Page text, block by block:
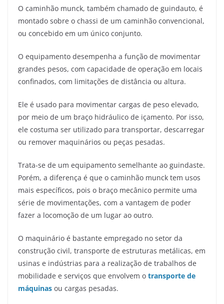
O caminhão munck, também chamado de guindauto, é
montado sobre o chassi de um caminhão convencional,
ou concebido em um único conjunto.
O equipamento desempenha a função de movimentar
grandes pesos, com capacidade de operação em locais
confinados, com limitações de distância ou altura.
Ele é usado para movimentar cargas de peso elevado,
por meio de um braço hidráulico de içamento. Por isso,
ele costuma ser utilizado para transportar, descarregar
ou remover maquinários ou peças pesadas.
Trata-se de um equipamento semelhante ao guindaste.
Porém, a diferença é que o caminhão munck tem usos
mais específicos, pois o braço mecânico permite uma
série de movimentações, com a vantagem de poder
fazer a locomoção de um lugar ao outro.
O maquinário é bastante empregado no setor da
construção civil, transporte de estruturas metálicas, em
usinas e indústrias para a realização de trabalhos de
mobilidade e serviços que envolvem o transporte de
máquinas ou cargas pesadas.